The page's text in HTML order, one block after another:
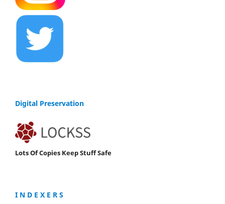
Digital Preservation
Lots Of Copies Keep Stuff Safe
I N D E X E R S